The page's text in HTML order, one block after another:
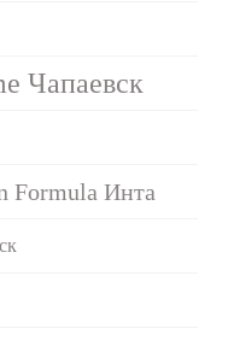
Чапаевск
Formula Инта